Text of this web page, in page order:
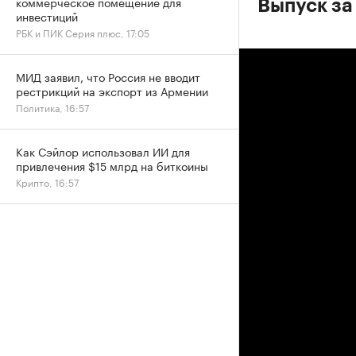
Выпуск
инвестиций
РБК и ПИК Серия плюс, 17:05
МИД заявил, что Россия не вводит
рестрикций на экспорт из Армении
Политика, 16:57
Как Сэйлор использовал ИИ для
привлечения $15 млрд на биткоины
Крипто, 16:57